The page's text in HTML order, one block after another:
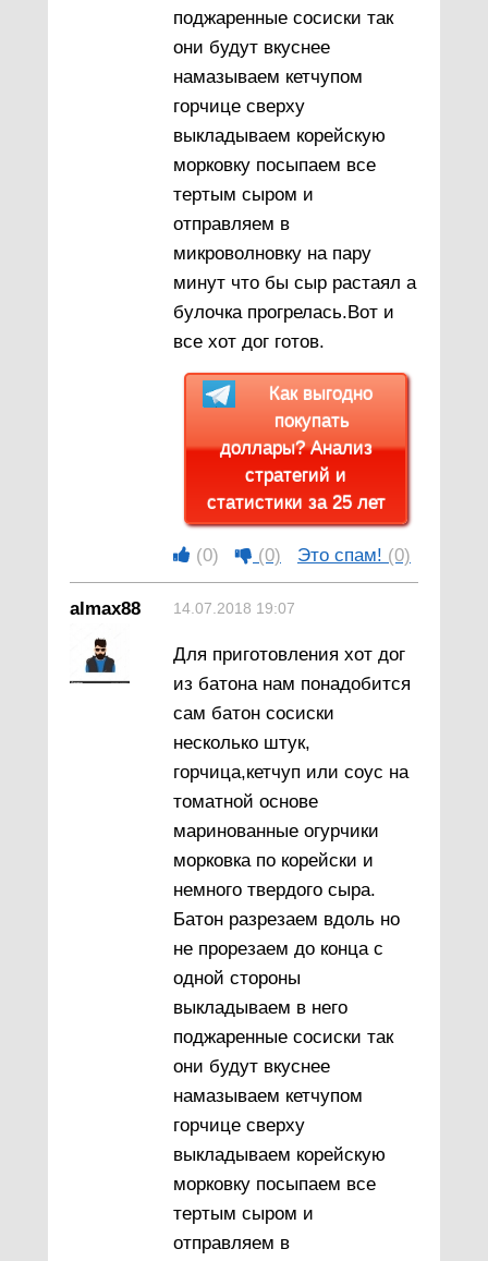
поджаренные сосиски так
они будут вкуснее
намазываем кетчупом
горчице сверху
выкладываем корейскую
морковку посыпаем все
тертым сыром и
отправляем в
микроволновку на пару
минут что бы сыр растаял а
булочка прогрелась.Вот и
все хот дог готов.
Как выгодно
покупать
доллары? Анализ
стратегий и
статистики за 25 лет
(0) (0) Это спам! (0)
almax88 14.07.2018 19:07
Для приготовления хот дог
из батона нам понадобится
сам батон сосиски
несколько штук,
горчица,кетчуп или соус на
томатной основе
маринованные огурчики
морковка по корейски и
немного твердого сыра.
Батон разрезаем вдоль но
не прорезаем до конца с
одной стороны
выкладываем в него
поджаренные сосиски так
они будут вкуснее
намазываем кетчупом
горчице сверху
выкладываем корейскую
морковку посыпаем все
тертым сыром и
отправляем в